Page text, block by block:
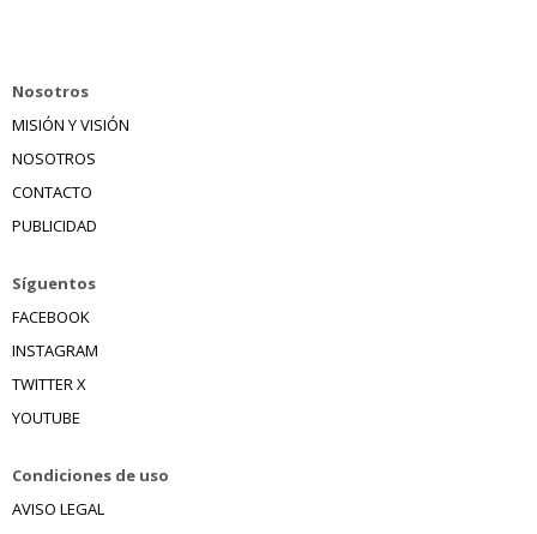
Nosotros
MISIÓN Y VISIÓN
NOSOTROS
CONTACTO
PUBLICIDAD
Síguentos
FACEBOOK
INSTAGRAM
TWITTER X
YOUTUBE
Condiciones de uso
AVISO LEGAL